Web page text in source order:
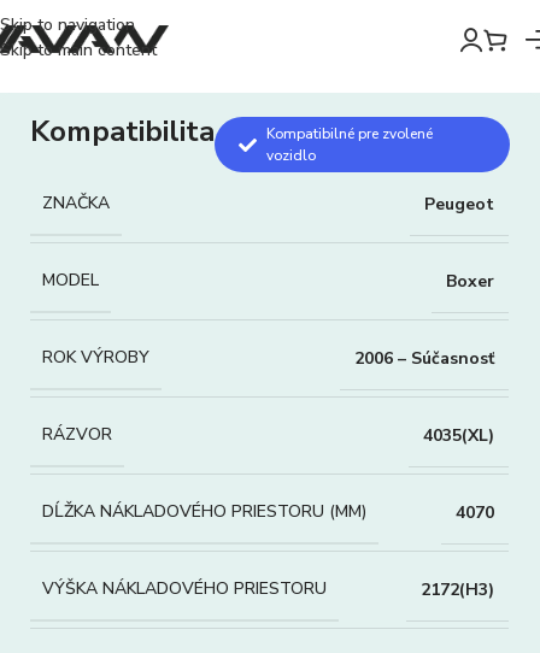
Skip to navigation
Skip to main content
Kompatibilita
Kompatibilné pre zvolené
vozidlo
ZNAČKA Peugeot
MODEL Boxer
ROK VÝROBY 2006 – Súčasnosť
RÁZVOR 4035(XL)
DĹŽKA NÁKLADOVÉHO PRIESTORU (MM) 4070
VÝŠKA NÁKLADOVÉHO PRIESTORU 2172(H3)